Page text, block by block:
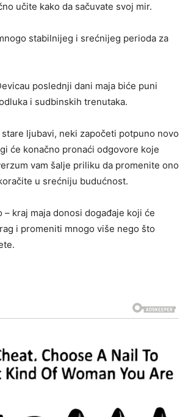
učite kako da sačuvate svoj mir.
stabilnijeg i srećnijeg perioda za
poslednji dani maja biće puni
i sudbinskih trenutaka.
ljubavi, neki započeti potpuno novo
će konačno pronaći odgovore koje
vam šalje priliku da promenite ono
u srećniju budućnost.
kraj maja donosi događaje koji će
i promeniti mnogo više nego što